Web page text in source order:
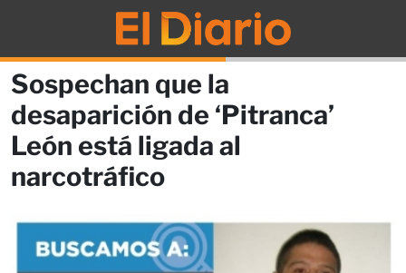
Sospechan que la
desaparición de ‘Pitranca’
León está ligada al
narcotráfico